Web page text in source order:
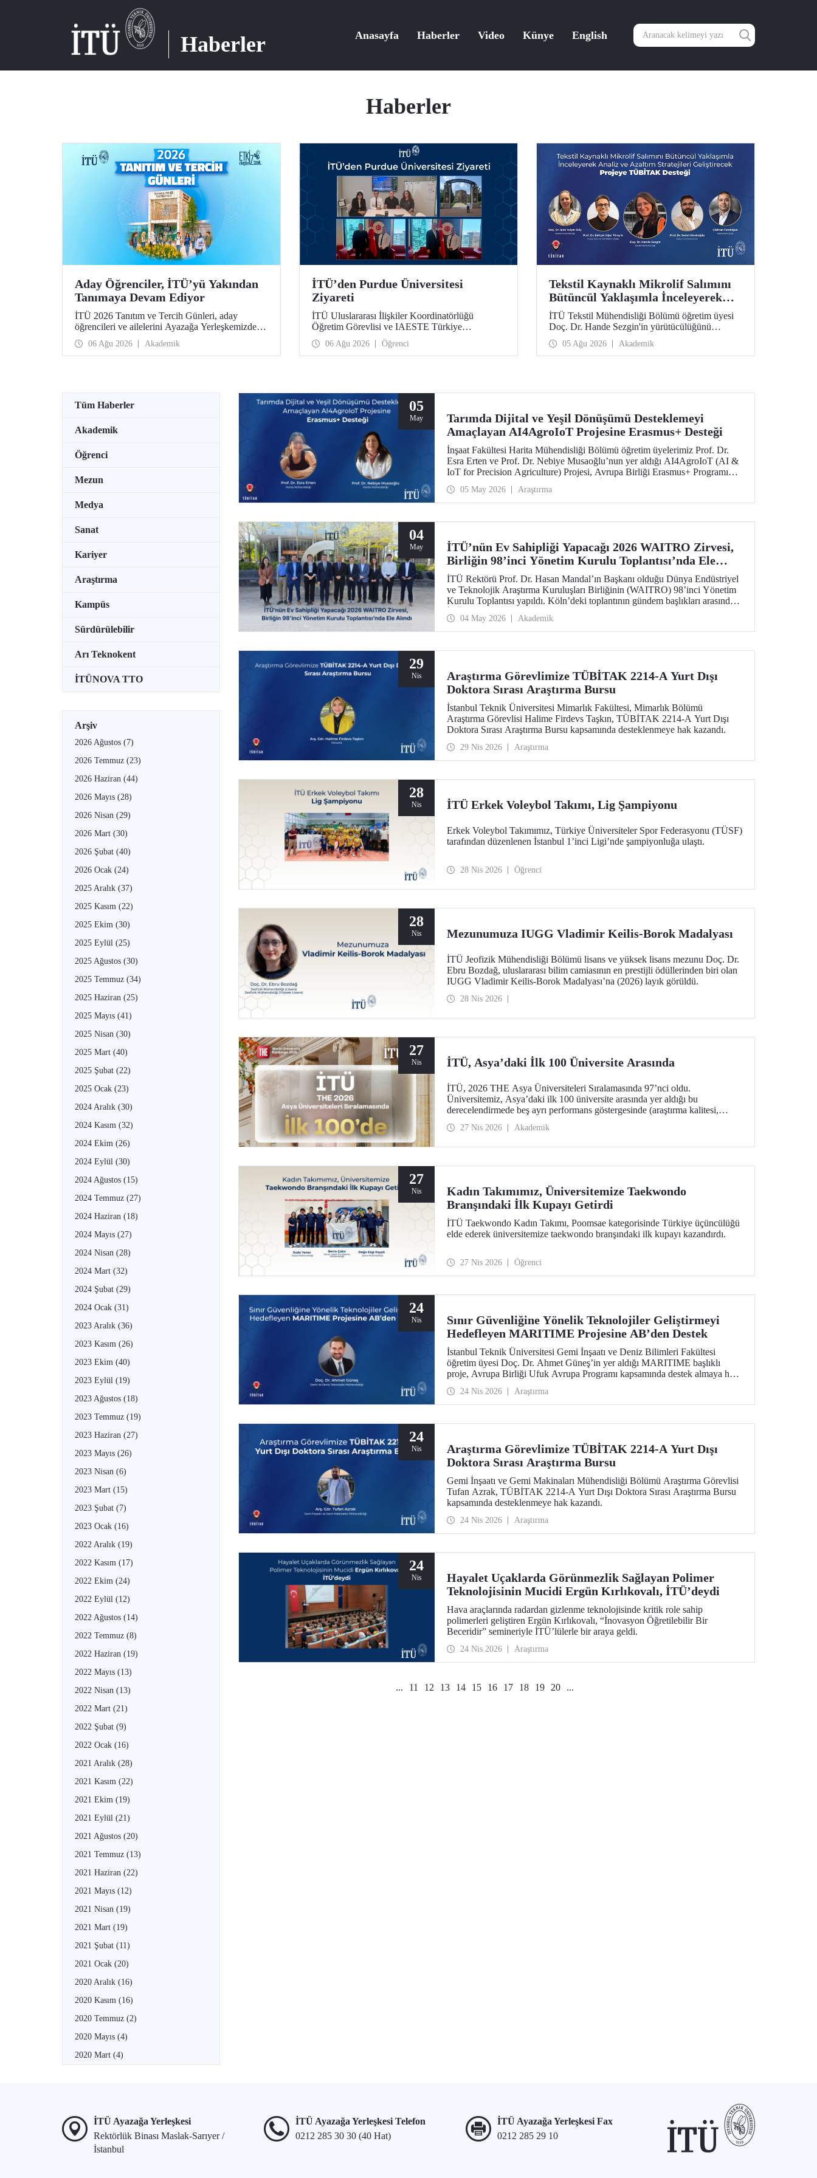
Haberler Anasayfa Haberler Video Künye English
Haberler
Aday Öğrenciler, İTÜ’yü Yakından
Tanımaya Devam Ediyor
İTÜ 2026 Tanıtım ve Tercih Günleri, aday
öğrencileri ve ailelerini Ayazağa Yerleşkemizde
ağırlamaya devam ediyor. Tanıtım ve Tercih
Günleri 7 Ağustos’ta tamamlanacak, ilgili fakülte
ve birimler adaylara bilgi vermeye devam edecek.
06 Ağu 2026 Akademik
İTÜ’den Purdue Üniversitesi
Ziyareti
İTÜ Uluslararası İlişkiler Koordinatörlüğü
Öğretim Görevlisi ve IAESTE Türkiye
Sorumlusu Cahit Okan, akademik ilişkileri ve iş
birliğini geliştirmek amacıyla 20-27 Temmuz
tarihlerinde ABD’de dünyanın önde gelen
06 Ağu 2026 Öğrenci
Tekstil Kaynaklı Mikrolif Salımını
Bütüncül Yaklaşımla İnceleyerek
Analiz ve Azaltım Stratejileri
Geliştirecek Projeye TÜBİTAK
Desteği
İTÜ Tekstil Mühendisliği Bölümü öğretim üyesi
Doç. Dr. Hande Sezgin'in yürütücülüğünü
üstlendiği “Sürdürülebilir Pamuk ve Polyester
Esaslı Tekstil Ürünlerinde Kullanım Koşullarına
Bağlı Mikrolif Salımı: Aşınma, UV Maruziyeti ve
proje, TÜBİTAK 2515 – COST Aksiyon Üyeleri
desteklenmeye hak kazandı.
05 Ağu 2026 Akademik
Tüm Haberler
Akademik
Öğrenci
Mezun
Medya
Sanat
Kariyer
Araştırma
Kampüs
Sürdürülebilir
Arı Teknokent
İTÜNOVA TTO
Arşiv
2026 Ağustos (7)
2026 Temmuz (23)
2026 Haziran (44)
2026 Mayıs (28)
2026 Nisan (29)
2026 Mart (30)
2026 Şubat (40)
2026 Ocak (24)
2025 Aralık (37)
2025 Kasım (22)
2025 Ekim (30)
2025 Eylül (25)
2025 Ağustos (30)
2025 Temmuz (34)
2025 Haziran (25)
2025 Mayıs (41)
2025 Nisan (30)
2025 Mart (40)
2025 Şubat (22)
2025 Ocak (23)
2024 Aralık (30)
2024 Kasım (32)
2024 Ekim (26)
2024 Eylül (30)
2024 Ağustos (15)
2024 Temmuz (27)
2024 Haziran (18)
2024 Mayıs (27)
2024 Nisan (28)
2024 Mart (32)
2024 Şubat (29)
2024 Ocak (31)
2023 Aralık (36)
2023 Kasım (26)
2023 Ekim (40)
2023 Eylül (19)
2023 Ağustos (18)
2023 Temmuz (19)
2023 Haziran (27)
2023 Mayıs (26)
2023 Nisan (6)
2023 Mart (15)
2023 Şubat (7)
2023 Ocak (16)
2022 Aralık (19)
2022 Kasım (17)
2022 Ekim (24)
2022 Eylül (12)
2022 Ağustos (14)
2022 Temmuz (8)
2022 Haziran (19)
2022 Mayıs (13)
2022 Nisan (13)
2022 Mart (21)
2022 Şubat (9)
2022 Ocak (16)
2021 Aralık (28)
2021 Kasım (22)
2021 Ekim (19)
2021 Eylül (21)
2021 Ağustos (20)
2021 Temmuz (13)
2021 Haziran (22)
2021 Mayıs (12)
2021 Nisan (19)
2021 Mart (19)
2021 Şubat (11)
2021 Ocak (20)
2020 Aralık (16)
2020 Kasım (16)
2020 Temmuz (2)
2020 Mayıs (4)
2020 Mart (4)
05
May
Tarımda Dijital ve Yeşil Dönüşümü Desteklemeyi
Amaçlayan AI4AgroIoT Projesine Erasmus+ Desteği
İnşaat Fakültesi Harita Mühendisliği Bölümü öğretim üyelerimiz Prof. Dr.
Esra Erten ve Prof. Dr. Nebiye Musaoğlu’nun yer aldığı AI4AgroIoT (AI &
IoT for Precision Agriculture) Projesi, Avrupa Birliği Erasmus+ Programı
desteklendi.
05 May 2026 Araştırma
04
May
İTÜ’nün Ev Sahipliği Yapacağı 2026 WAITRO Zirvesi,
Birliğin 98’inci Yönetim Kurulu Toplantısı’nda Ele
Alındı
İTÜ Rektörü Prof. Dr. Hasan Mandal’ın Başkanı olduğu Dünya Endüstriyel
ve Teknolojik Araştırma Kuruluşları Birliğinin (WAITRO) 98’inci Yönetim
Kurulu Toplantısı yapıldı. Köln’deki toplantının gündem başlıkları arasında
04 May 2026 Akademik
29
Nis
Araştırma Görevlimize TÜBİTAK 2214-A Yurt Dışı
Doktora Sırası Araştırma Bursu
İstanbul Teknik Üniversitesi Mimarlık Fakültesi, Mimarlık Bölümü
Araştırma Görevlisi Halime Firdevs Taşkın, TÜBİTAK 2214-A Yurt Dışı
Doktora Sırası Araştırma Bursu kapsamında desteklenmeye hak kazandı.
29 Nis 2026 Araştırma
28
Nis İTÜ Erkek Voleybol Takımı, Lig Şampiyonu
Erkek Voleybol Takımımız, Türkiye Üniversiteler Spor Federasyonu (TÜSF)
tarafından düzenlenen İstanbul 1’inci Ligi’nde şampiyonluğa ulaştı.
28 Nis 2026 Öğrenci
28
Nis Mezunumuza IUGG Vladimir Keilis-Borok Madalyası
İTÜ Jeofizik Mühendisliği Bölümü lisans ve yüksek lisans mezunu Doç. Dr.
Ebru Bozdağ, uluslararası bilim camiasının en prestijli ödüllerinden biri olan
IUGG Vladimir Keilis-Borok Madalyası’na (2026) layık görüldü.
28 Nis 2026
27
Nis İTÜ, Asya’daki İlk 100 Üniversite Arasında
İTÜ, 2026 THE Asya Üniversiteleri Sıralamasında 97’nci oldu.
Üniversitemiz, Asya’daki ilk 100 üniversite arasında yer aldığı bu
derecelendirmede beş ayrı performans göstergesinde (araştırma kalitesi,
27 Nis 2026 Akademik
27
Nis
Kadın Takımımız, Üniversitemize Taekwondo
Branşındaki İlk Kupayı Getirdi
İTÜ Taekwondo Kadın Takımı, Poomsae kategorisinde Türkiye üçüncülüğü
elde ederek üniversitemize taekwondo branşındaki ilk kupayı kazandırdı.
27 Nis 2026 Öğrenci
24
Nis
Sınır Güvenliğine Yönelik Teknolojiler Geliştirmeyi
Hedefleyen MARITIME Projesine AB’den Destek
İstanbul Teknik Üniversitesi Gemi İnşaatı ve Deniz Bilimleri Fakültesi
öğretim üyesi Doç. Dr. Ahmet Güneş’in yer aldığı MARITIME başlıklı
proje, Avrupa Birliği Ufuk Avrupa Programı kapsamında destek almaya hak
24 Nis 2026 Araştırma
24
Nis
Araştırma Görevlimize TÜBİTAK 2214-A Yurt Dışı
Doktora Sırası Araştırma Bursu
Gemi İnşaatı ve Gemi Makinaları Mühendisliği Bölümü Araştırma Görevlisi
Tufan Azrak, TÜBİTAK 2214-A Yurt Dışı Doktora Sırası Araştırma Bursu
kapsamında desteklenmeye hak kazandı.
24 Nis 2026 Araştırma
24
Nis
Hayalet Uçaklarda Görünmezlik Sağlayan Polimer
Teknolojisinin Mucidi Ergün Kırlıkovalı, İTÜ’deydi
Hava araçlarında radardan gizlenme teknolojisinde kritik role sahip
polimerleri geliştiren Ergün Kırlıkovalı, “İnovasyon Öğretilebilir Bir
Beceridir” semineriyle İTÜ’lülerle bir araya geldi.
24 Nis 2026 Araştırma
... 11 12 13 14 15 16 17 18 19 20 ...
İTÜ Ayazağa Yerleşkesi
Rektörlük Binası Maslak-Sarıyer /
İstanbul
İTÜ Ayazağa Yerleşkesi Telefon
0212 285 30 30 (40 Hat)
İTÜ Ayazağa Yerleşkesi Fax
0212 285 29 10